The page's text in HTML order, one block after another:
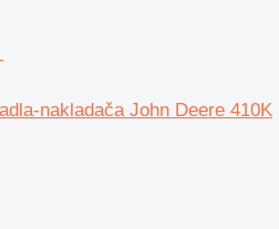
nakladača John Deere 410K